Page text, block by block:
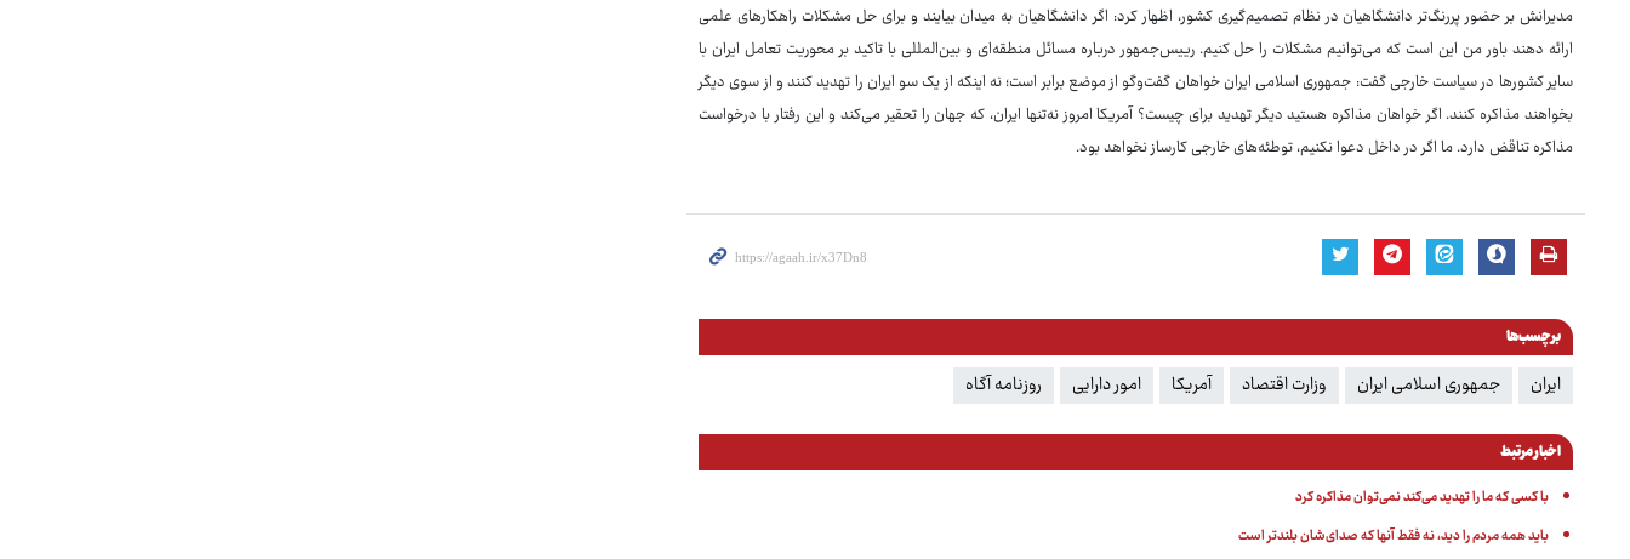
مدیرانش بر حضور پررنگ‌تر دانشگاهیان در نظام تصمیم‌گیری کشور، اظهار کرد: اگر دانشگاهیان به میدان بیایند و برای حل مشکلات راهکارهای علمی
ارائه دهند باور من این است که می‌توانیم مشکلات را حل کنیم. رییس‌جمهور درباره مسائل منطقه‌ای و بین‌المللی با تاکید بر محوریت تعامل ایران با
سایر کشورها در سیاست خارجی گفت: جمهوری اسلامی ایران خواهان گفت‌وگو از موضع برابر است؛ نه اینکه از یک سو ایران را تهدید کنند و از سوی دیگر
بخواهند مذاکره کنند. اگر خواهان مذاکره هستید دیگر تهدید برای چیست؟ آمریکا امروز نه‌تنها ایران، که جهان را تحقیر می‌کند و این رفتار با درخواست
مذاکره تناقض دارد. ما اگر در داخل دعوا نکنیم، توطئه‌های خارجی کارساز نخواهد بود.
برچسب‌ها
ایران جمهوری اسلامی ایران وزارت اقتصاد آمریکا امور دارایی روزنامه آگاه
اخبار مرتبط
با کسی که ما را تهدید می‌کند نمی‌توان مذاکره کرد
باید همه مردم را دید، نه فقط آنها که صدای‌شان بلندتر است